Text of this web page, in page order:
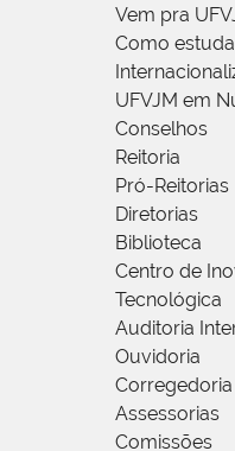
Vem pra
Como
UFVJM em
Conselhos
Reitoria
Pró-Reitorias
Diretorias
Biblioteca
Centro de
Tecnológica
Auditoria
Ouvidoria
Corregedoria
Assessorias
Comissões